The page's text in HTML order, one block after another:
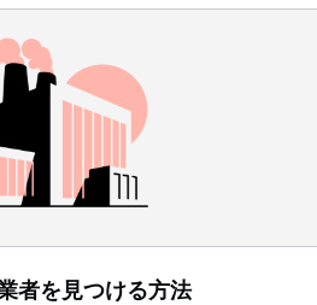
者を見つける方法